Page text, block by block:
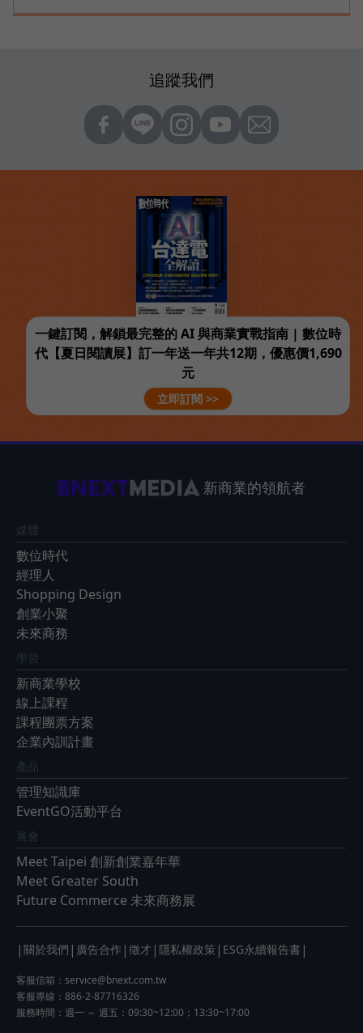
追蹤我們
一鍵訂閱，解鎖最完整的 AI 與商業實戰指南 | 數位時
代【夏日閱讀展】訂一年送一年共12期，優惠價1,690
元
立即訂閱 >>
新商業的領航者
媒體
數位時代
經理人
Shopping Design
創業小聚
未來商務
學習
新商業學校
線上課程
課程團票方案
企業內訓計畫
產品
管理知識庫
EventGO活動平台
展會
Meet Taipei 創新創業嘉年華
Meet Greater South
Future Commerce 未來商務展
| 關於我們 | 廣告合作 | 徵才 | 隱私權政策 | ESG永續報告書 |
客服信箱： service@bnext.com.tw
客服專線：886-2-87716326
服務時間：週一 ～ 週五：09:30~12:00；13:30~17:00